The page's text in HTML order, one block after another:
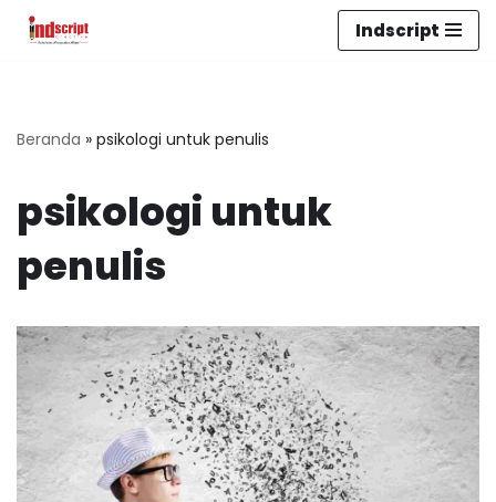
Indscript
Beranda » psikologi untuk penulis
psikologi untuk
penulis